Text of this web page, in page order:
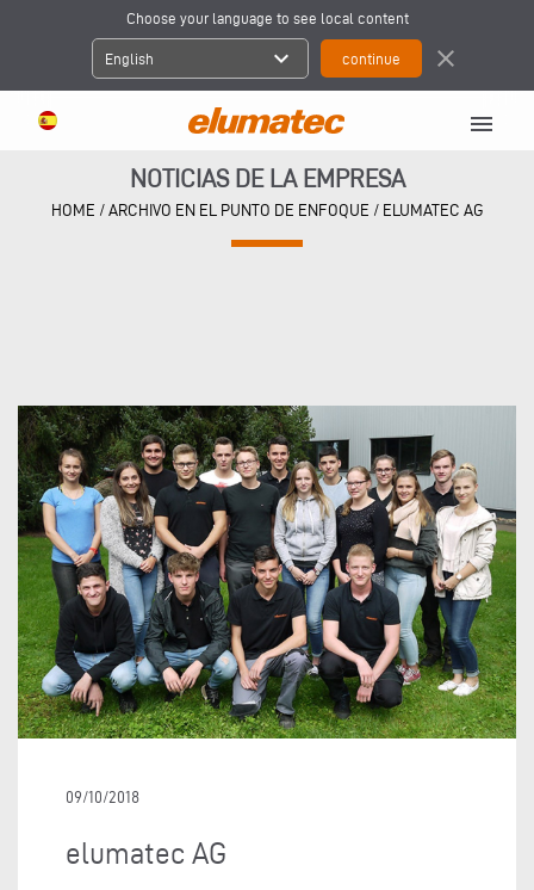
Choose your language to see local content
English expand_more close
menu
NOTICIAS DE LA EMPRESA
HOME / ARCHIVO EN EL PUNTO DE ENFOQUE / ELUMATEC AG
09/10/2018
elumatec AG